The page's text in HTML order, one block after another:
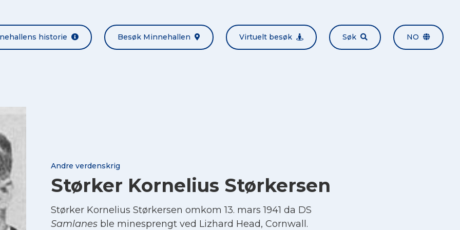
historie Besøk Minnehallen Virtuelt besøk Søk NO
Andre verdenskrig
Størker Kornelius Størkersen
Størker Kornelius Størkersen omkom 13. mars 1941 da DS
Samlanesble minesprengt ved Lizhard Head, Cornwall.